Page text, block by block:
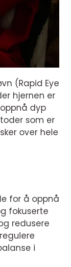
(Rapid Eye
hjernen er
dyp
som er
over hele
for å oppnå
fokuserte
redusere
i